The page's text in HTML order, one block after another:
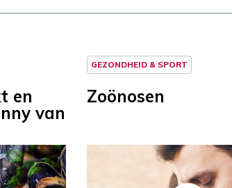
en
van
GEZONDHEID & SPORT
Zoönosen